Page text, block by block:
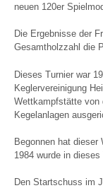
neuen 120er
Die Ergebnisse der
Gesamtholzzahl die
Dieses Turnier war
Keglervereinigung
Wettkampfstätte von
Kegelanlagen
Begonnen hat
1984 wurde in
Den Startschuss im